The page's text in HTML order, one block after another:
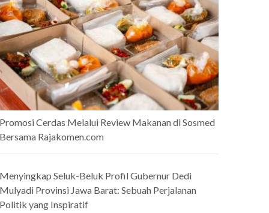
Cerdas Melalui Review Makanan di Sosmed
Rajakomen.com
Seluk-Beluk Profil Gubernur Dedi
Provinsi Jawa Barat: Sebuah Perjalanan
yang Inspiratif